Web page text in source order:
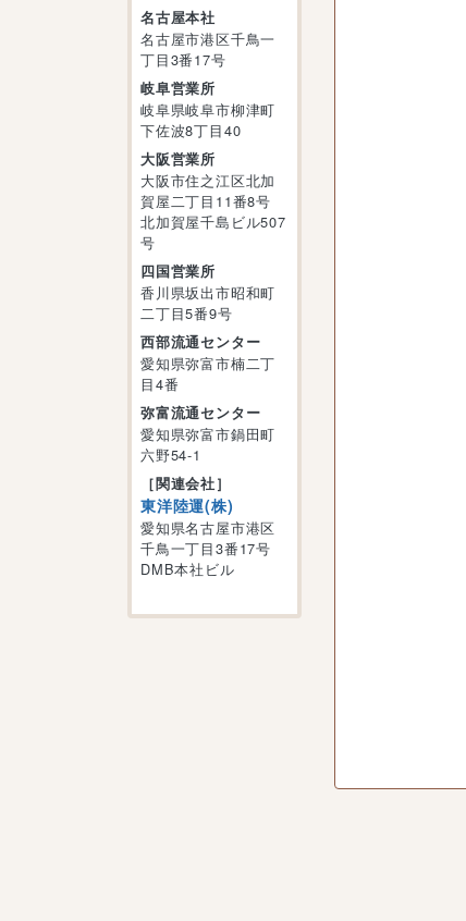
名古屋本社
名古屋市港区千鳥一
丁目3番17号
岐阜営業所
岐阜県岐阜市柳津町
下佐波8丁目40
大阪営業所
大阪市住之江区北加
賀屋二丁目11番8号
北加賀屋千島ビル507
号
四国営業所
香川県坂出市昭和町
二丁目5番9号
西部流通センター
愛知県弥富市楠二丁
目4番
弥富流通センター
愛知県弥富市鍋田町
六野54-1
［関連会社］
東洋陸運(株)
愛知県名古屋市港区
千鳥一丁目3番17号
DMB本社ビル